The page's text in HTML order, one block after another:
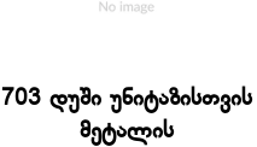
703 დუში უნიტაზისთვის
მეტალის